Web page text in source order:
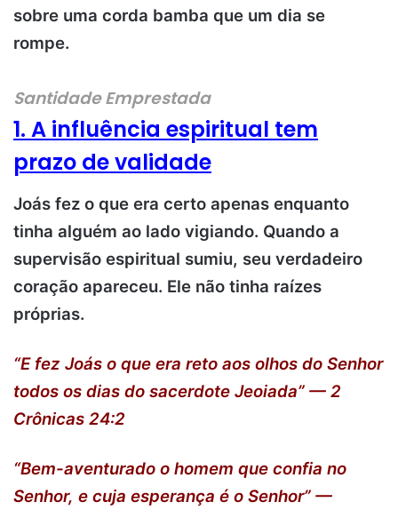
sobre uma corda bamba que um dia se
rompe.
Santidade Emprestada
1. A influência espiritual tem
prazo de validade
Joás fez o que era certo apenas enquanto
tinha alguém ao lado vigiando. Quando a
supervisão espiritual sumiu, seu verdadeiro
coração apareceu. Ele não tinha raízes
próprias.
“E fez Joás o que era reto aos olhos do Senhor
todos os dias do sacerdote Jeoiada” — 2
Crônicas 24:2
“Bem-aventurado o homem que confia no
Senhor, e cuja esperança é o Senhor” —